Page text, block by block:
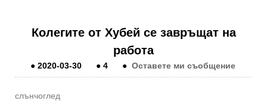
Колегите от Хубей се завръщат на
работа
●2020-03-30 ●4 ● Оставете ми съобщение
слънчоглед